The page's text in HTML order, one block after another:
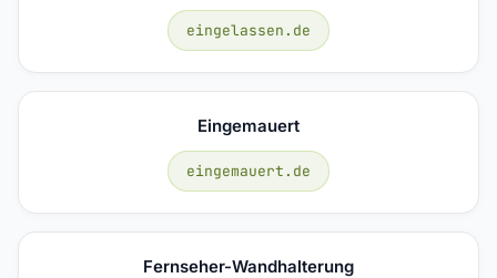
eingelassen.de
Eingemauert
eingemauert.de
Fernseher-Wandhalterung